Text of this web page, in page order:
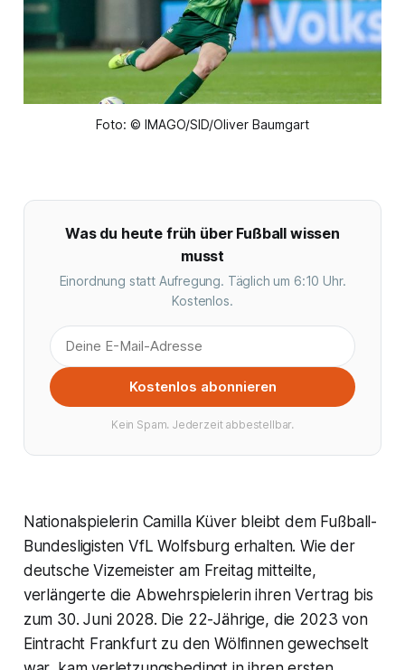
Foto: © IMAGO/SID/Oliver Baumgart
Was du heute früh über Fußball wissen
musst
Einordnung statt Aufregung. Täglich um 6:10 Uhr.
Kostenlos.
Kostenlos abonnieren
Kein Spam. Jederzeit abbestellbar.
Nationalspielerin Camilla Küver bleibt dem Fußball-
Bundesligisten VfL Wolfsburg erhalten. Wie der
deutsche Vizemeister am Freitag mitteilte,
verlängerte die Abwehrspielerin ihren Vertrag bis
zum 30. Juni 2028. Die 22-Jährige, die 2023 von
Eintracht Frankfurt zu den Wölfinnen gewechselt